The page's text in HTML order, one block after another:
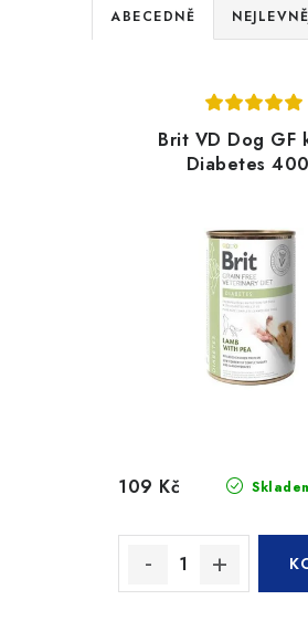
Ř
a
ABECEDNĚ
Brit VD Dog GF
Diabetes
109 Kč